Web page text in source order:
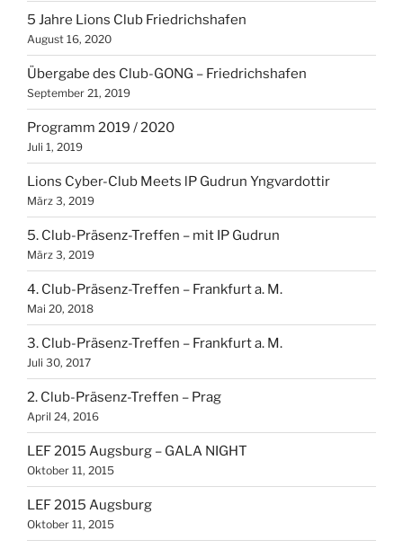
5 Jahre Lions Club Friedrichshafen
August 16, 2020
Übergabe des Club-GONG – Friedrichshafen
September 21, 2019
Programm 2019 / 2020
Juli 1, 2019
Lions Cyber-Club Meets lP Gudrun Yngvardottir
März 3, 2019
5. Club-Präsenz-Treffen – mit IP Gudrun
März 3, 2019
4. Club-Präsenz-Treffen – Frankfurt a. M.
Mai 20, 2018
3. Club-Präsenz-Treffen – Frankfurt a. M.
Juli 30, 2017
2. Club-Präsenz-Treffen – Prag
April 24, 2016
LEF 2015 Augsburg – GALA NIGHT
Oktober 11, 2015
LEF 2015 Augsburg
Oktober 11, 2015